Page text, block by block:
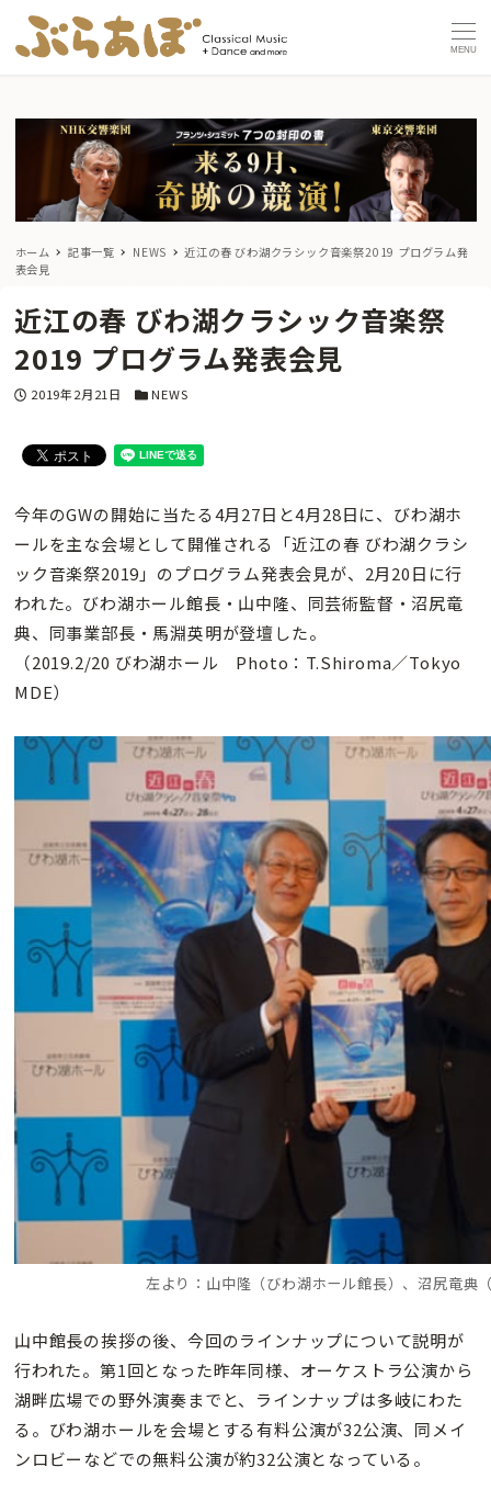
MENU
ホーム 記事一覧 NEWS
近江の春 びわ湖クラシック音楽祭2019 プログラム発
表会見
近江の春 びわ湖クラシック音楽祭
2019 プログラム発表会見
投稿日
2019年2月21日 カテゴリー
NEWS
今年のGWの開始に当たる4月27日と4月28日に、びわ湖ホ
ールを主な会場として開催される「近江の春 びわ湖クラシ
ック音楽祭2019」のプログラム発表会見が、2月20日に行
われた。びわ湖ホール館長・山中隆、同芸術監督・沼尻竜
典、同事業部長・馬淵英明が登壇した。
（2019.2/20 びわ湖ホール Photo：T.Shiroma／Tokyo
MDE）
左より：山中隆（びわ湖ホール館長）、沼尻竜典
山中館長の挨拶の後、今回のラインナップについて説明が
行われた。第1回となった昨年同様、オーケストラ公演から
湖畔広場での野外演奏までと、ラインナップは多岐にわた
る。びわ湖ホールを会場とする有料公演が32公演、同メイ
ンロビーなどでの無料公演が約32公演となっている。